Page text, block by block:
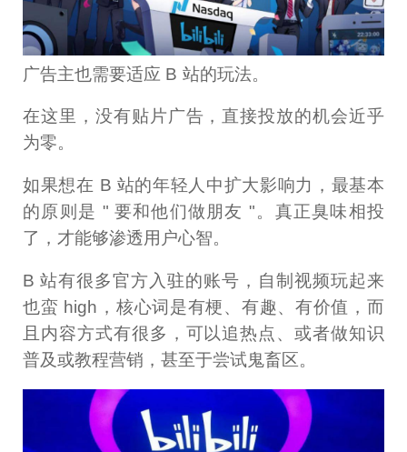
广告主也需要适应 B 站的玩法。
在这里，没有贴片广告，直接投放的机会近乎
为零。
如果想在 B 站的年轻人中扩大影响力，最基本
的原则是 " 要和他们做朋友 "。真正臭味相投
了，才能够渗透用户心智。
B 站有很多官方入驻的账号，自制视频玩起来
也蛮 high，核心词是有梗、有趣、有价值，而
且内容方式有很多，可以追热点、或者做知识
普及或教程营销，甚至于尝试鬼畜区。